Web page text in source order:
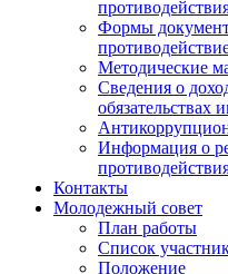
Формы
Методические
Сведения о
обязательствах
Информация о
Контакты
Молодежный совет
План работы
Список
Положение